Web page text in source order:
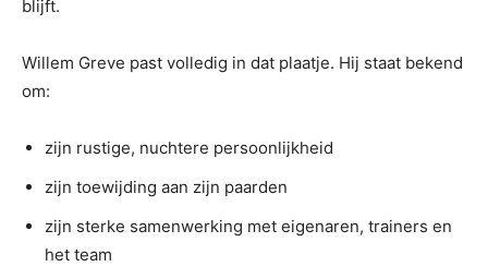
blijft.
Willem Greve past volledig in dat plaatje. Hij staat bekend
om:
zijn rustige, nuchtere persoonlijkheid
zijn toewijding aan zijn paarden
zijn sterke samenwerking met eigenaren, trainers en
het team